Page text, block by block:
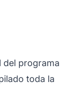
del programa
toda la